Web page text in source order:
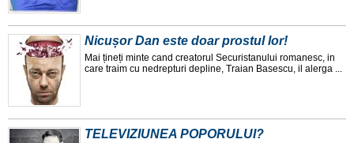
Nicușor Dan este doar prostul lor!
Mai țineți minte cand creatorul Securistanului romanesc, in
care traim cu nedrepturi depline, Traian Basescu, il alerga ...
TELEVIZIUNEA POPORULUI?